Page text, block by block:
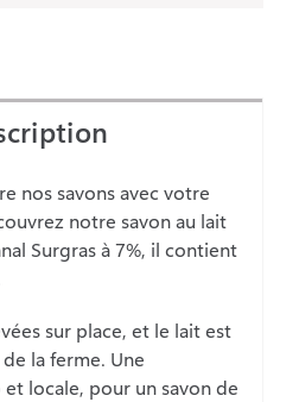
nos savons avec votre
notre savon au lait
Surgras à 7%, il contient
sur place, et le lait est
la ferme. Une
locale, pour un savon de